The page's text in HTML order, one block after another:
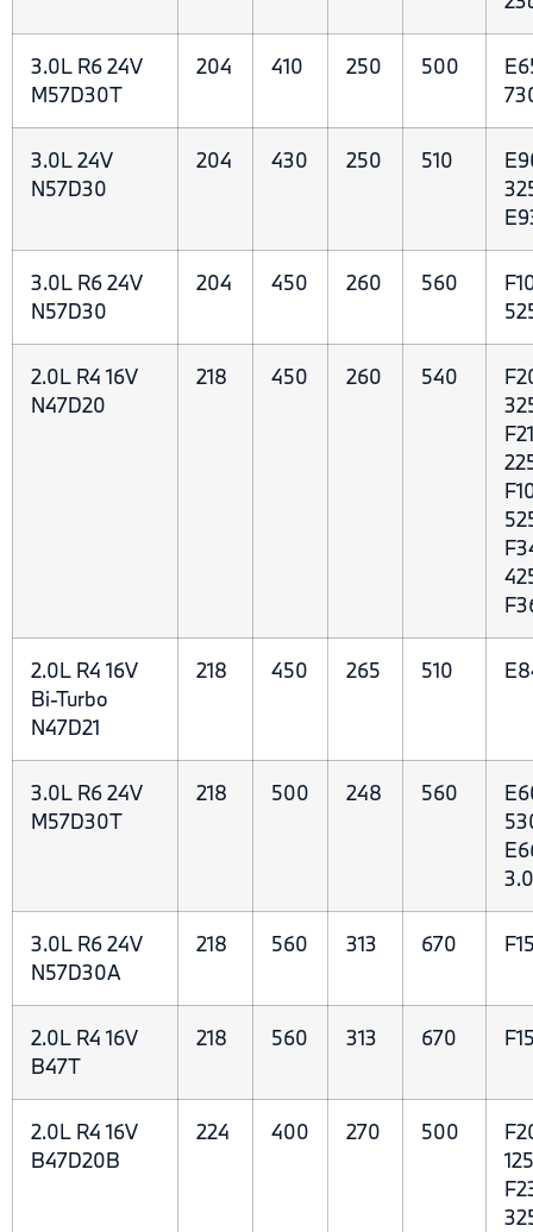
3.0L R6 24V
M57D30T
204 410 250 500
3.0L 24V
N57D30
204 430 250 510
3.0L R6 24V
N57D30
204 450 260 560
2.0L R4 16V
N47D20
218 450 260 540
2.0L R4 16V
Bi-Turbo
N47D21
218 450 265 510
3.0L R6 24V
M57D30T
218 500 248 560
3.0L R6 24V
N57D30A
218 560 313 670
2.0L R4 16V
B47T
218 560 313 670
2.0L R4 16V
B47D20B
224 400 270 500